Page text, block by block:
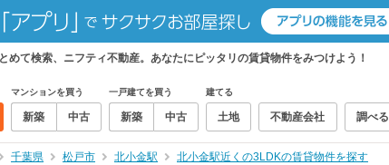
て検索、ニフティ不動産。あなたにピッタリの賃貸物件をみつけよう！
マンションを買う
新築 中古
一戸建てを買う
新築 中古
建てる
土地 不動産会社 調べる
千葉県 松戸市 北小金駅 北小金駅近くの3LDKの賃貸物件を探す